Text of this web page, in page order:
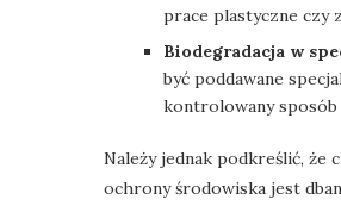
prace plastyczne czy
Biodegradacja w
być poddawane
kontrolowany sposób
Należy jednak podkreślić, że
ochrony środowiska jest